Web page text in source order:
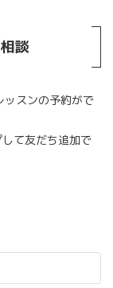
談
ッスンの予約がで
て友だち追加で